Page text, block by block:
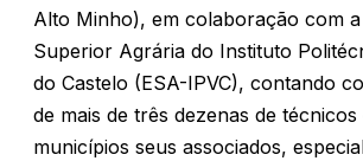
Alto Minho), em colaboração com
Superior Agrária do Instituto
do Castelo (ESA-IPVC), contando
de mais de três dezenas de
municípios seus associados,